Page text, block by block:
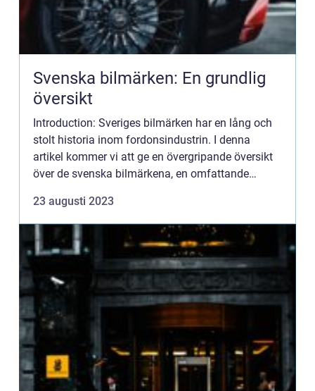
Svenska bilmärken: En grundlig
översikt
Introduction: Sveriges bilmärken har en lång och
stolt historia inom fordonsindustrin. I denna
artikel kommer vi att ge en övergripande översikt
över de svenska bilmärkena, en omfattande
skillnader mel...
23 augusti 2023